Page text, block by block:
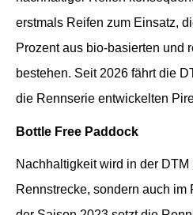
erstmals Reifen zum Einsatz,
Prozent aus bio-basierten und
bestehen. Seit 2026 fährt die
die Rennserie entwickelten
Bottle Free Paddock
Nachhaltigkeit wird in der DTM
Rennstrecke, sondern auch im